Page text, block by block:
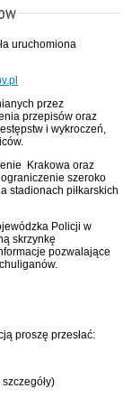
uruchomiona
przez
przepisów oraz
i wykroczeń,
Krakowa oraz
szeroko
stadionach piłkarskich
Policji w
skrzynkę
pozwalające
proszę przesłać: